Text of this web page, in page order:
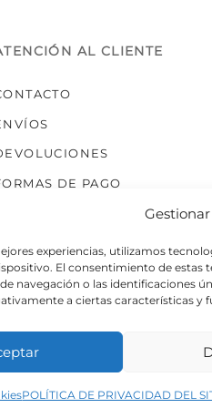
experiencias, utilizamos
El consentimiento de estas
navegación o las identificaciones
a ciertas características y
POLÍTICA DE PRIVACIDAD DEL
AL CLIENTE
DE PAGO
de cookies Política de